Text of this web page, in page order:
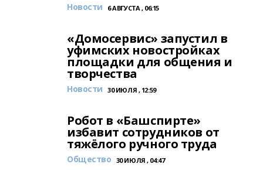
Новости 6 АВГУСТА , 06:15
«Домосервис» запустил в
уфимских новостройках
площадки для общения и
творчества
Новости 30 ИЮЛЯ , 12:59
Робот в «Башспирте»
избавит сотрудников от
тяжёлого ручного труда
Общество 30 ИЮЛЯ , 04:47